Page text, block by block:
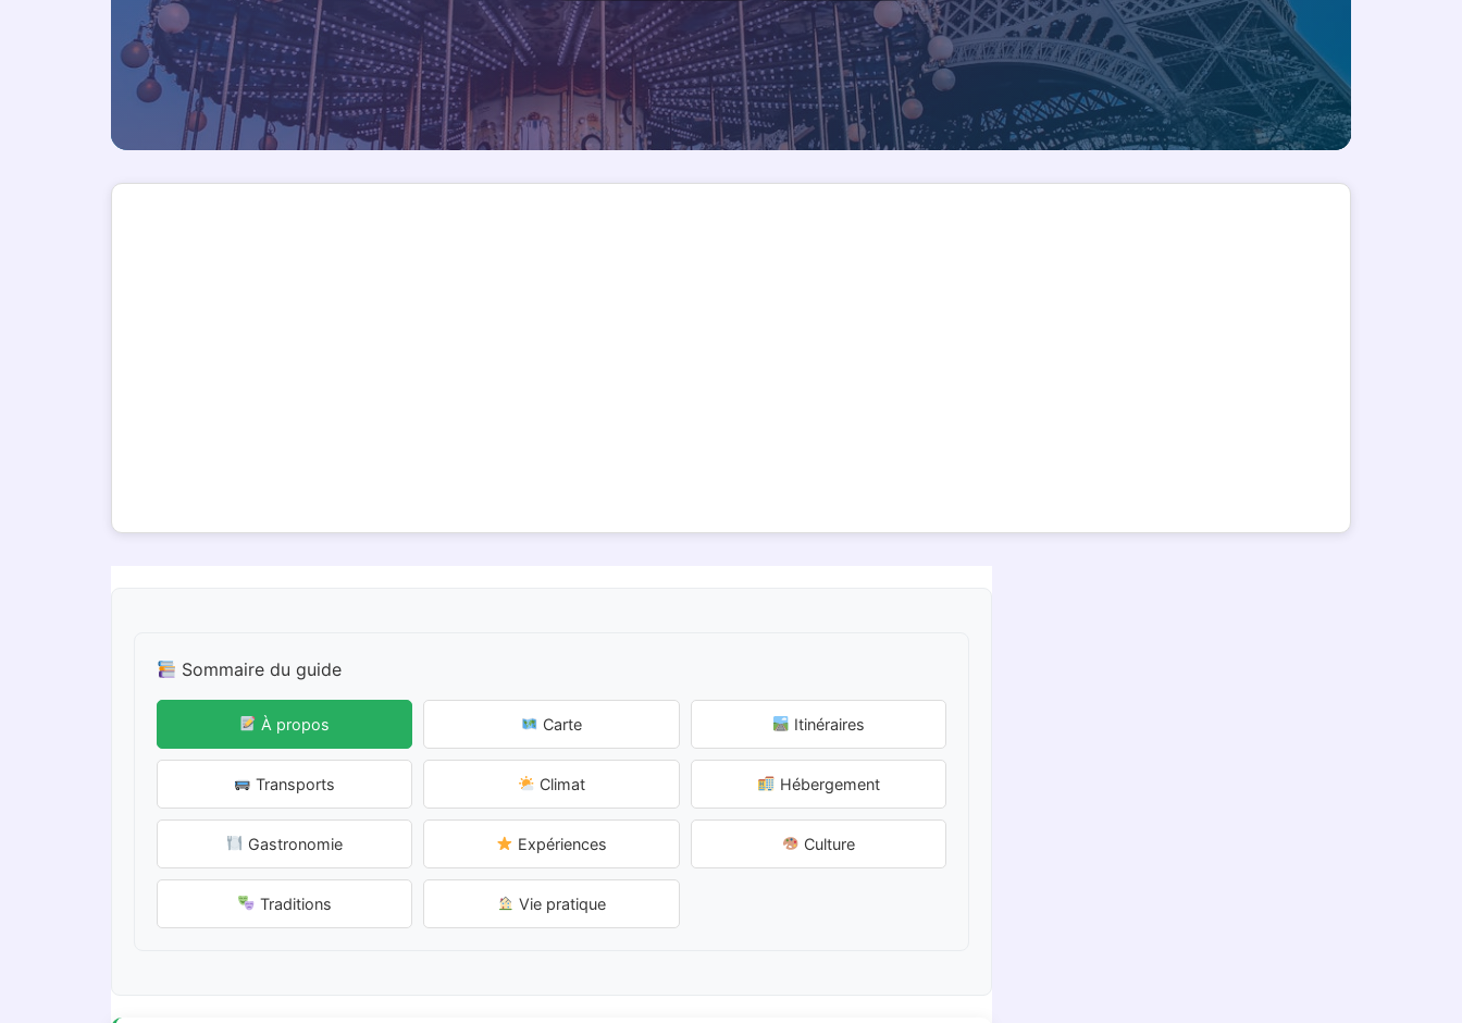
Sommaire du guide
À propos Carte Itinéraires
Transports Climat Hébergement
Gastronomie Expériences Culture
Traditions Vie pratique